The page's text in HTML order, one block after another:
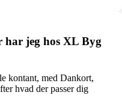
har jeg hos XL Byg
kontant, med Dankort,
hvad der passer dig